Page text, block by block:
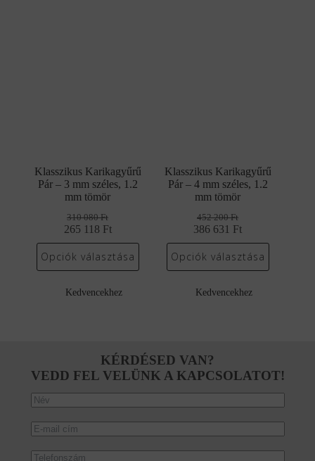
Klasszikus Karikagyűrű
Pár – 3 mm széles, 1.2
mm tömör
310 080Ft
Original
price
was:
265 118 Ft
Current
price
is:
Opciók választása
Kedvencekhez
Klasszikus Karikagyűrű
Pár – 4 mm széles, 1.2
mm tömör
452 200Ft
Original
price
was:
386 631 Ft
Current
price
is:
Opciók választása
Kedvencekhez
KÉRDÉSED VAN?
VEDD FEL VELÜNK A KAPCSOLATOT!